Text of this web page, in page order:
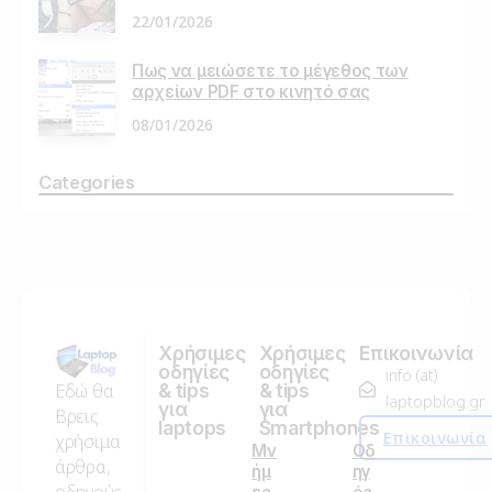
22/01/2026
Πως να μειώσετε το μέγεθος των
αρχείων PDF στο κινητό σας
08/01/2026
Categories
Εδώ θα
Βρεις
χρήσιμα
άρθρα,
Χρήσιμες
οδηγίες
& tips
για
laptops
Μν
ήμ
Χρήσιμες
οδηγίες
& tips
για
Smartphones
Οδ
ηγ
Επικοινωνία
info (at)
laptopblog.gr
Επικοινωνία